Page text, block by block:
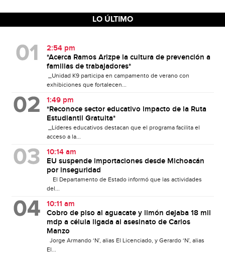
LO ÚLTIMO
2:54 pm
*Acerca Ramos Arizpe la cultura de prevención a
familias de trabajadores*
_Unidad K9 participa en campamento de verano con
exhibiciones que fortalecen...
1:49 pm
*Reconoce sector educativo impacto de la Ruta
Estudiantil Gratuita*
_Líderes educativos destacan que el programa facilita el
acceso a la...
10:14 am
EU suspende importaciones desde Michoacán
por inseguridad
El Departamento de Estado informó que las actividades
del...
10:11 am
Cobro de piso al aguacate y limón dejaba 18 mil
mdp a célula ligada al asesinato de Carlos
Manzo
Jorge Armando ‘N’, alias El Licenciado, y Gerardo ‘N’, alias
El...